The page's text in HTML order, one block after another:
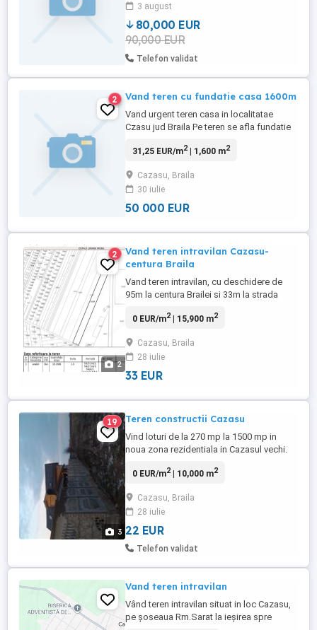
3 august
80,000 EUR
90,000 EUR
Telefon validat
2 Vand teren cu fundatie casa 1600m
Vand urgent teren casa in localitatae
Czasu jud Braila Pe teren se afla fundatie
multe detalii tel Utilitati in zona pretul este
31,25 EUR/m2| 1,600 m2
Cazasu, Braila
30 iulie
50 000 EUR
2
2
Vand teren intravilan Cazasu-
centura Braila
Vand teren intravilan, cu deschidere de
95m la centura Brailei si 33m la strada
asfaltata, cu acces la utilitati). Suprafata
apropierea sensului giratoriu Braila-
Cazasu. Terenul poate fi folosit in scopul
construirii de hale industriale, ...
0 EUR/m2| 15,900 m2
Cazasu, Braila
28 iulie
33 EUR
3
19 Teren constructii Cazasu
Vind loturi de la 270 mp la 1500 mp in
noua zona rezidentiala in Cazasul vechi.
senzationala pentru investitori., suprafata
0 EUR/m2| 10,000 m2
Cazasu, Braila
28 iulie
22 EUR
Telefon validat
Vand teren intravilan
Vând teren intravilan situat in loc Cazasu,
pe șoseaua Rm.Sarat la ieșirea spre